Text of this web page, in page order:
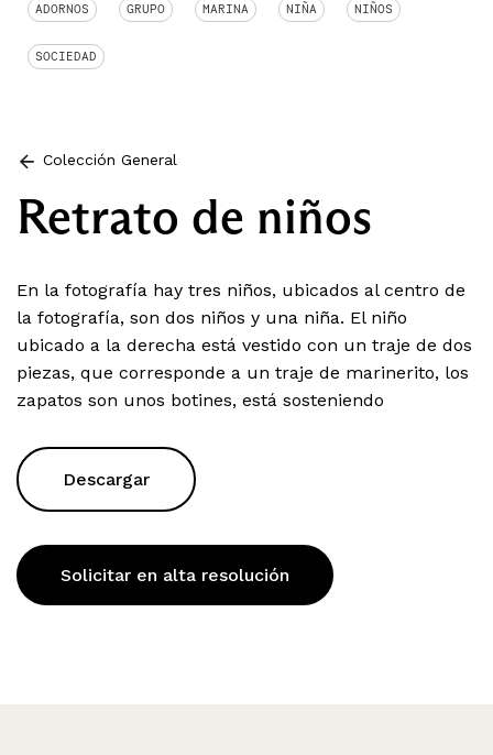
ADORNOS GRUPO MARINA NIÑA NIÑOS
SOCIEDAD
Colección General
Retrato de niños
En la fotografía hay tres niños, ubicados al centro de
la fotografía, son dos niños y una niña. El niño
ubicado a la derecha está vestido con un traje de dos
piezas, que corresponde a un traje de marinerito, los
zapatos son unos botines, está sosteniendo
Descargar
Solicitar en alta resolución